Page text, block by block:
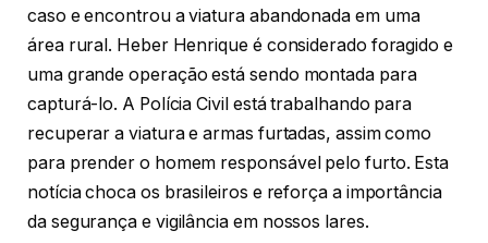
caso e encontrou a viatura abandonada em uma
área rural. Heber Henrique é considerado foragido e
uma grande operação está sendo montada para
capturá-lo. A Polícia Civil está trabalhando para
recuperar a viatura e armas furtadas, assim como
para prender o homem responsável pelo furto. Esta
notícia choca os brasileiros e reforça a importância
da segurança e vigilância em nossos lares.